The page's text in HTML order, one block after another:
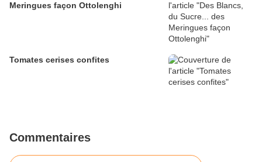
Meringues façon Ottolenghi
Tomates cerises confites
Commentaires